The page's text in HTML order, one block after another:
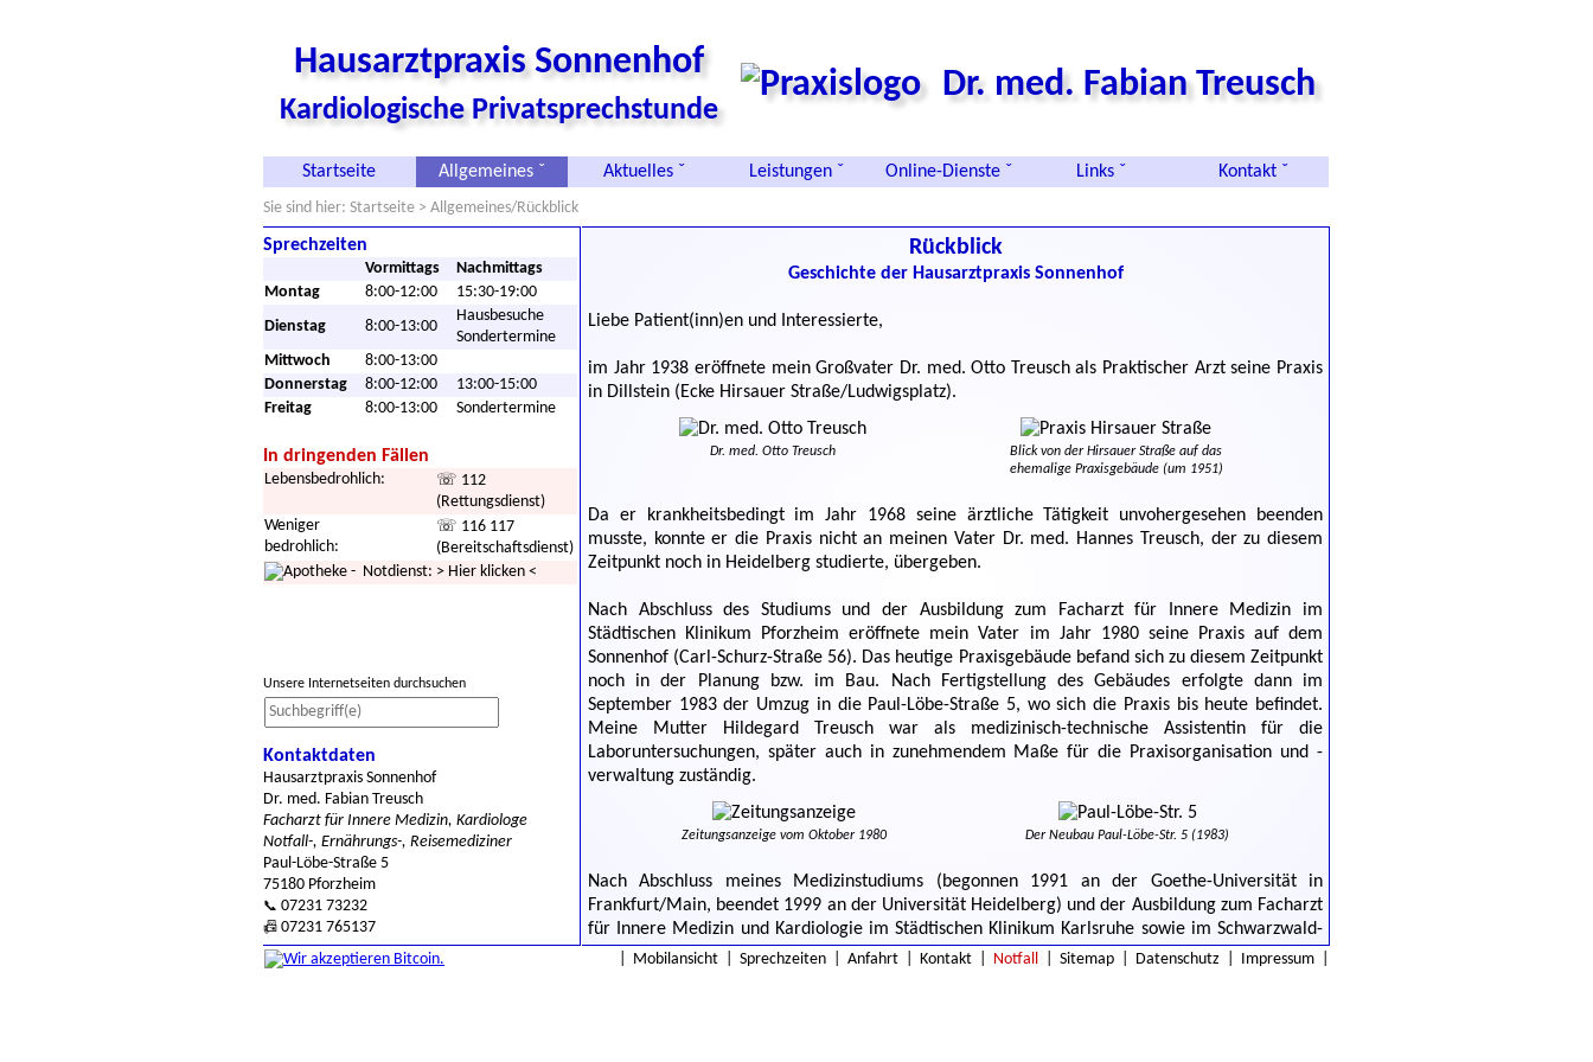
Hausarztpraxis Sonnenhof
Kardiologische Privatsprechstunde
Dr. med. Fabian Treusch
Startseite Allgemeines ˇ Aktuelles ˇ Leistungen ˇ Online-Dienste ˇ Links ˇ Kontakt ˇ
Sie sind hier: Startseite > Allgemeines/Rückblick
Sprechzeiten
Vormittags
Nachmittags
Montag
8:00-12:00
15:30-19:00
Dienstag
8:00-13:00
Hausbesuche
Sondertermine
Mittwoch
8:00-13:00
Donnerstag
8:00-12:00
13:00-15:00
Freitag
8:00-13:00 Sondertermine
In dringenden Fällen
Lebensbedrohlich:
☏ 112
(Rettungsdienst)
Weniger
bedrohlich:
☏ 116 117
(Bereitschaftsdienst)
- Notdienst: > Hier klicken <
Unsere Internetseiten durchsuchen
Kontaktdaten
Hausarztpraxis Sonnenhof
Dr. med. Fabian Treusch
Facharzt für Innere Medizin, Kardiologe
Notfall-, Ernährungs-, Reisemediziner
Paul-Löbe-Straße 5
75180 Pforzheim
📞 07231 73232
📠 07231 765137
Rückblick
Geschichte der Hausarztpraxis Sonnenhof
Liebe Patient(inn)en und Interessierte,
im Jahr 1938 eröffnete mein Großvater Dr. med. Otto Treusch als Praktischer Arzt seine Praxis
in Dillstein (Ecke Hirsauer Straße/Ludwigsplatz).
Dr. med. Otto Treusch
Blick von der Hirsauer Straße auf das
ehemalige Praxisgebäude (um 1951)
Da er krankheitsbedingt im Jahr 1968 seine ärztliche Tätigkeit unvohergesehen beenden
musste, konnte er die Praxis nicht an meinen Vater Dr. med. Hannes Treusch, der zu diesem
Zeitpunkt noch in Heidelberg studierte, übergeben.
Nach Abschluss des Studiums und der Ausbildung zum Facharzt für Innere Medizin im
Städtischen Klinikum Pforzheim eröffnete mein Vater im Jahr 1980 seine Praxis auf dem
Sonnenhof (Carl-Schurz-Straße 56). Das heutige Praxisgebäude befand sich zu diesem Zeitpunkt
noch in der Planung bzw. im Bau. Nach Fertigstellung des Gebäudes erfolgte dann im
September 1983 der Umzug in die Paul-Löbe-Straße 5, wo sich die Praxis bis heute befindet.
Meine Mutter Hildegard Treusch war als medizinisch-technische Assistentin für die
Laboruntersuchungen, später auch in zunehmendem Maße für die Praxisorganisation und -
verwaltung zuständig.
Zeitungsanzeige vom Oktober 1980 Der Neubau Paul-Löbe-Str. 5 (1983)
Nach Abschluss meines Medizinstudiums (begonnen 1991 an der Goethe-Universität in
Frankfurt/Main, beendet 1999 an der Universität Heidelberg) und der Ausbildung zum Facharzt
für Innere Medizin und Kardiologie im Städtischen Klinikum Karlsruhe sowie im Schwarzwald-
Baar Klinikum Villingen-Schwenningen entschloss ich mich im Juli 2009 zum Einstieg in die
Mobilansicht Sprechzeiten Anfahrt Kontakt Notfall Sitemap Datenschutz Impressum